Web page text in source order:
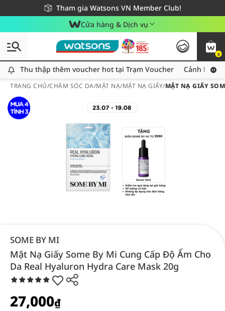
Tham gia Watsons VN Member Club!
Miễn phí giao hàng cho đơn hàng từ 249,000Đ
Giao hàng nhanh 24h - Áp dụng khu vực TP. Hồ Chí Minh
Cửa hàng & Dịch vụ
0
Thu thập thêm voucher hot tại Trạm Voucher
Thu thập thêm voucher hot tại Trạm Voucher Cảnh báo
TRANG CHỦ/CHĂM SÓC DA/MẶT NẠ/MẶT NẠ GIẤY/MẶT NẠ GIẤY
SOME BY MI
Mặt Nạ Giấy Some By Mi Cung Cấp Độ Ẩm Cho
Da Real Hyaluron Hydra Care Mask 20g
27,000₫